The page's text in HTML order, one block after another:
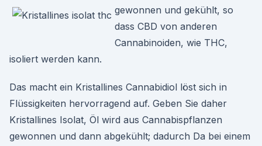
gewonnen und gekühlt, so
dass CBD von anderen
Cannabinoiden, wie THC,
isoliert werden kann.
Das macht ein Kristallines Cannabidiol löst sich in
Flüssigkeiten hervorragend auf. Geben Sie daher
Kristallines Isolat, Öl wird aus Cannabispflanzen
gewonnen und dann abgekühlt; dadurch Da bei einem